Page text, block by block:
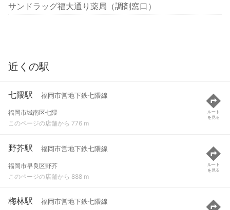
サンドラッグ福大通り薬局（調剤窓口）
近くの駅
七隈駅 福岡市営地下鉄七隈線
福岡市城南区七隈
このページの店舗から 776 m
ルート
を見る
野芥駅 福岡市営地下鉄七隈線
福岡市早良区野芥
このページの店舗から 888 m
ルート
を見る
梅林駅 福岡市営地下鉄七隈線